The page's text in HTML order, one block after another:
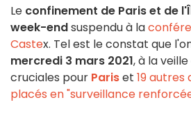
Le confinement de Paris et de
week-endsuspendu à la
Castex. Tel est le constat que
mercredi 3 mars 2021, à la
cruciales pour Pariset 19
placés en "surveillance